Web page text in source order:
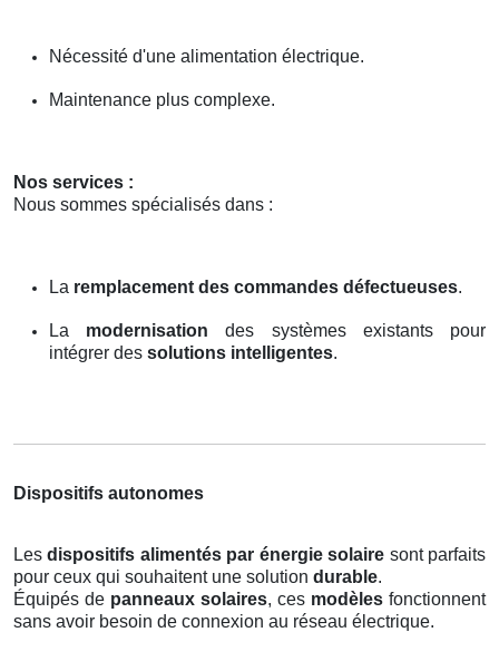
Nécessité d'une alimentation électrique.
Maintenance plus complexe.
Nos services :
Nous sommes spécialisés dans :
La remplacement des commandes défectueuses.
La modernisation des systèmes existants pour
intégrer des solutions intelligentes.
Dispositifs autonomes
Lesdispositifs alimentés par énergie solaire sont parfaits
pour ceux qui souhaitent une solution durable.
Équipés de panneaux solaires, ces modèles fonctionnent
sans avoir besoin de connexion au réseau électrique.